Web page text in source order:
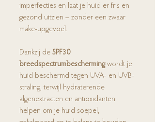
imperfecties en laat je huid er fris en
gezond uitzien – zonder een zwaar
make-upgevoel.
Dankzij de SPF30
breedspectrumbeschermingwordt je
huid beschermd tegen UVA- en UVB-
straling, terwijl hydraterende
algenextracten en antioxidanten
helpen om je huid soepel,